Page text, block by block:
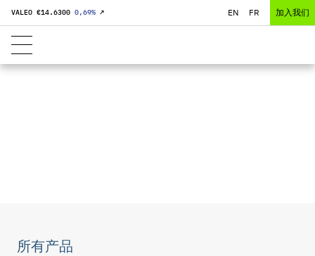
VALEO €14.6300 0,69% ↗ EN FR 加入我们
所有产品